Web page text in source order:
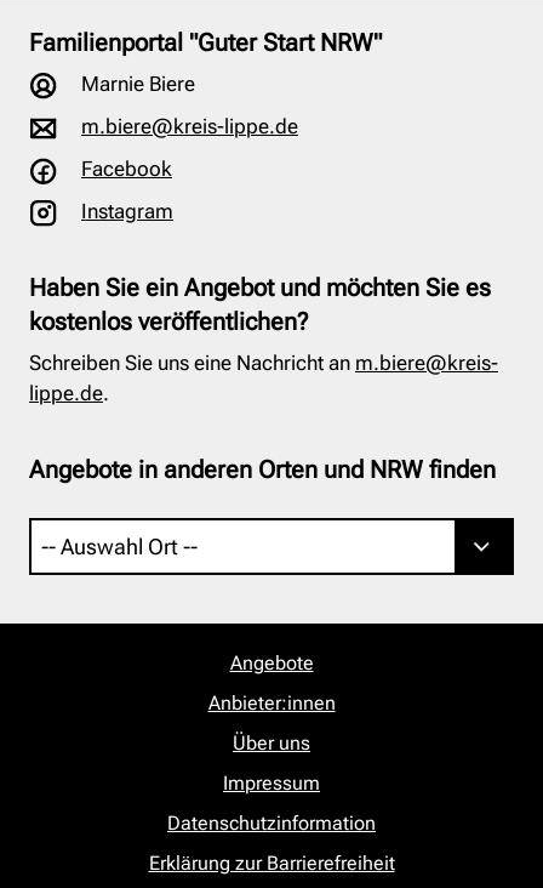
Familienportal "Guter Start NRW"
Marnie Biere
m.biere@kreis-lippe.de
Facebook
Instagram
Haben Sie ein Angebot und möchten Sie es
kostenlos veröffentlichen?
Schreiben Sie uns eine Nachricht an m.biere@kreis-
lippe.de.
Angebote in anderen Orten und NRW finden
Angebote
Anbieter:innen
Über uns
Impressum
Datenschutzinformation
Erklärung zur Barrierefreiheit